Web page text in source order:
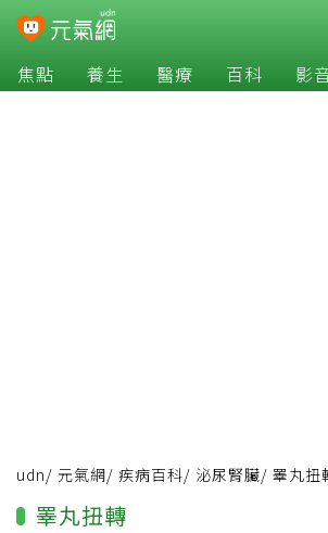
焦點 養生 醫療 百科 影
udn/ 元氣網/ 疾病百科/ 泌尿腎臟/ 睪丸扭
睪丸扭轉